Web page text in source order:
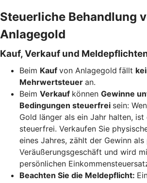
Steuerliche Behandlung
Anlagegold
Kauf, Verkauf und
Beim Kauf von Anlagegold fällt
Mehrwertsteuer an.
Beim Verkauf können Gewinne
Bedingungen steuerfrei sein:
Gold länger als ein Jahr halten, ist
steuerfrei. Verkaufen Sie
eines Jahres, zählt der Gewinn
Veräußerungsgeschäft und wird
persönlichen
Beachten Sie die Meldepflicht: